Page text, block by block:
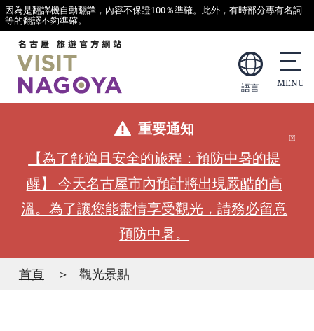
因為是翻譯機自動翻譯，內容不保證100％準確。此外，有時部分專有名詞
等的翻譯不夠準確。
語言
重要通知
【為了舒適且安全的旅程：預防中暑的提
醒】 今天名古屋市內預計將出現嚴酷的高
溫。為了讓您能盡情享受觀光，請務必留意
預防中暑。
首頁 觀光景點